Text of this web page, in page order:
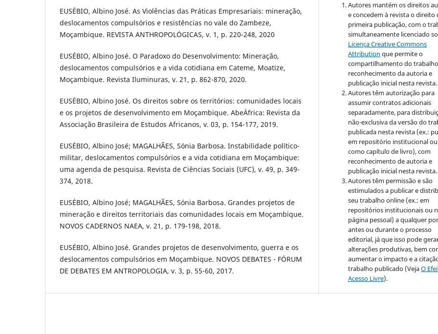
EUSÉBIO, Albino José. As Violências das Práticas Empresariais: mineração,
deslocamentos compulsórios e resistências no vale do Zambeze,
Moçambique. REVISTA ANTHROPOLÓGICAS, v. 1, p. 220-248, 2020
EUSÉBIO, Albino José. O Paradoxo do Desenvolvimento: Mineração,
deslocamentos compulsórios e a vida cotidiana em Cateme, Moatize,
Moçambique. Revista Iluminuras, v. 21, p. 862-870, 2020.
EUSÉBIO, Albino José. Os direitos sobre os territórios: comunidades locais
e os projetos de desenvolvimento em Moçambique. AbeÁfrica: Revista da
Associação Brasileira de Estudos Africanos, v. 03, p. 154-177, 2019.
EUSÉBIO, Albino José; MAGALHÃES, Sónia Barbosa. Instabilidade político-
militar, deslocamentos compulsórios e a vida cotidiana em Moçambique:
uma agenda de pesquisa. Revista de Ciências Sociais (UFC), v. 49, p. 349-
374, 2018.
EUSÉBIO, Albino José; MAGALHÃES, Sónia Barbosa. Grandes projetos de
mineração e direitos territoriais das comunidades locais em Moçambique.
NOVOS CADERNOS NAEA, v. 21, p. 179-198, 2018.
EUSÉBIO, Albino José. Grandes projetos de desenvolvimento, guerra e os
deslocamentos compulsórios em Moçambique. NOVOS DEBATES - FÓRUM
DE DEBATES EM ANTROPOLOGIA, v. 3, p. 55-60, 2017.
Autores mantém os direitos
e concedem à revista o direito
primeira publicação, com o
simultaneamente licenciado
Licença Creative Commons
Attribution que permite o
compartilhamento do
reconhecimento da autoria e
publicação inicial nesta revista.
Autores têm autorização para
assumir contratos adicionais
separadamente, para
não-exclusiva da versão do
publicada nesta revista (ex.:
em repositório institucional ou
como capítulo de livro), com
reconhecimento de autoria e
publicação inicial nesta revista.
Autores têm permissão e são
estimulados a publicar e
seu trabalho online (ex.: em
repositórios institucionais ou
página pessoal) a qualquer
antes ou durante o processo
editorial, já que isso pode
alterações produtivas, bem
aumentar o impacto e a
trabalho publicado (VejaO
Acesso Livre).